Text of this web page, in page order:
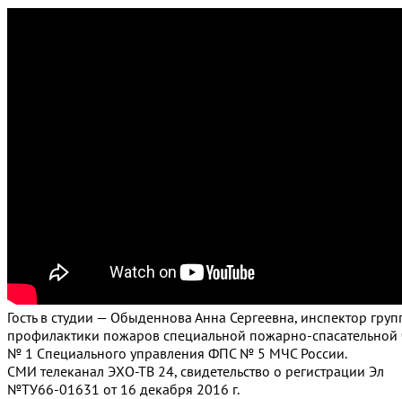
Гость в студии — Обыденнова Анна Сергеевна, инспектор
профилактики пожаров специальной пожарно-спасательной
№ 1 Специального управления ФПС № 5 МЧС России.
СМИ телеканал ЭХО-ТВ 24, свидетельство о регистрации Эл
№ТУ66-01631 от 16 декабря 2016 г.